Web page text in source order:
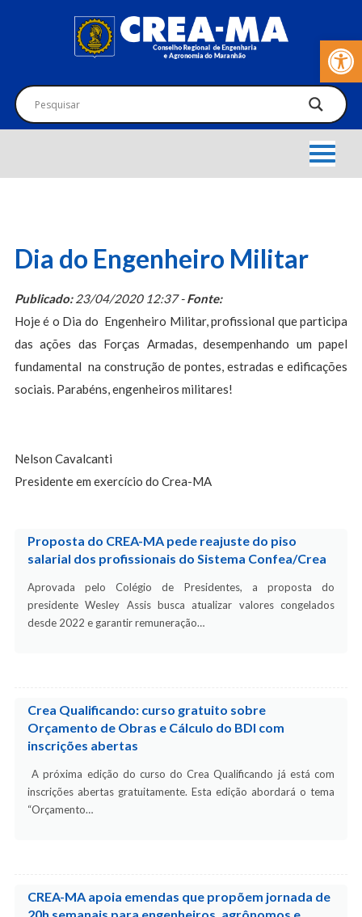
Barra de
Dia do Engenheiro Militar
Publicado:23/04/2020 12:37 -Fonte:
Hoje é o Dia do Engenheiro Militar, profissional que participa
das ações das Forças Armadas, desempenhando um papel
fundamental na construção de pontes, estradas e edificações
sociais. Parabéns, engenheiros militares!
Nelson Cavalcanti
Presidente em exercício do Crea-MA
Proposta do CREA-MA pede reajuste do piso
salarial dos profissionais do Sistema Confea/Crea
Aprovada pelo Colégio de Presidentes, a proposta do
presidente Wesley Assis busca atualizar valores congelados
desde 2022 e garantir remuneração…
Crea Qualificando: curso gratuito sobre
Orçamento de Obras e Cálculo do BDI com
inscrições abertas
A próxima edição do curso do Crea Qualificando já está com
inscrições abertas gratuitamente. Esta edição abordará o tema
“Orçamento…
CREA-MA apoia emendas que propõem jornada de